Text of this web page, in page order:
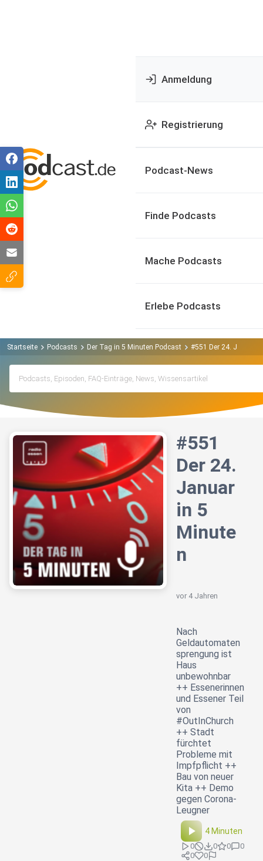
Anmeldung
Registrierung
Podcast-News
Finde Podcasts
Mache Podcasts
Erlebe Podcasts
Startseite Podcasts Der Tag in 5 Minuten Podcast #551 Der 24. Januar
#551
Der 24.
Januar
in 5
Minute
n
vor 4 Jahren
Nach
Geldautomaten
sprengung ist
Haus
unbewohnbar
++ Essenerinnen
und Essener Teil
von
#OutInChurch
++ Stadt
fürchtet
Probleme mit
Impfpflicht ++
Bau von neuer
Kita ++ Demo
gegen Corona-
Leugner
4 Minuten
0 0 0
0
0
0